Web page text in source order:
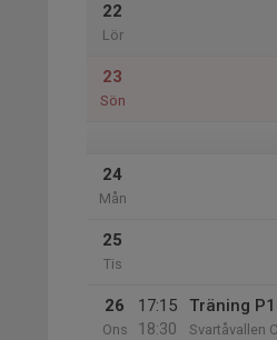
22
Lör
23
Sön
24
Mån
25
Tis
26
Ons
17:15
18:30
Träning
Svartåvallen